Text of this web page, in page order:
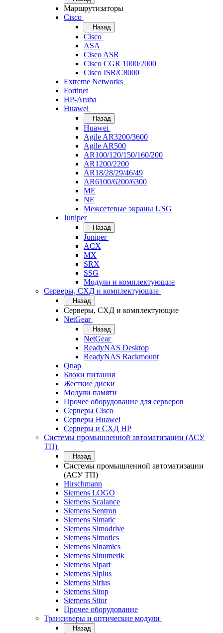
Маршрутизаторы
Cisco
Назад
Cisco
ASA
Cisco ASR
Cisco CGR 1000/2000
Cisco ISR/С8000
Extreme Networks
Fortinet
HP-Aruba
Huawei
Назад
Huawei
Agile AR3200/3600
Agile AR500
AR100/120/150/160/200
AR1200/2200
AR18/28/29/46/49
AR6100/6200/6300
ME
NE
Межсетевые экраны USG
Juniper
Назад
Juniper
ACX
MX
SRX
SSG
Модули и комплектующие
Серверы, СХД и комплектующие
Назад
Серверы, СХД и комплектующие
NetGear
Назад
NetGear
ReadyNAS Desktop
ReadyNAS Rackmount
Qnap
Блоки питания
Жесткие диски
Модули памяти
Прочее оборудование для серверов
Серверы Cisco
Серверы Huawei
Серверы и СХД HP
Системы промышленной автоматизации (АСУ
ТП)
Назад
Системы промышленной автоматизации
(АСУ ТП)
Hirschmann
Siemens LOGO
Siemens Scalance
Siemens Sentron
Siemens Simatic
Siemens Simodrive
Siemens Simotics
Siemens Sinamics
Siemens Sinumerik
Siemens Sipart
Siemens Siplus
Siemens Sirius
Siemens Sitop
Siemens Sitor
Прочее оборудование
Трансиверы и оптические модули
Назад